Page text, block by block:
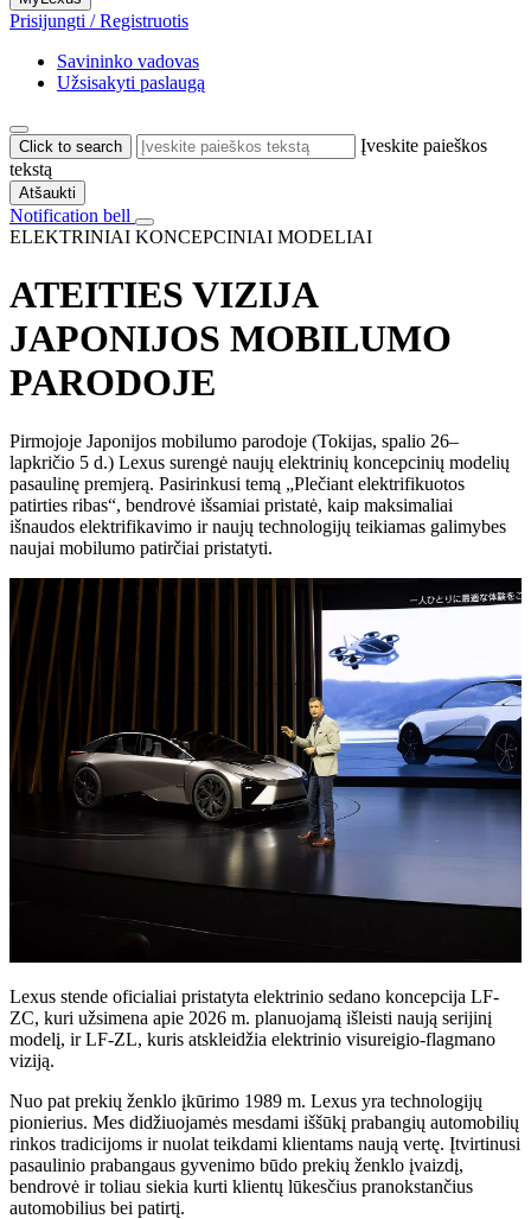
Prisijungti / Registruotis
Savininko vadovas
Užsisakyti paslaugą
Click to search
Įveskite paieškos
tekstą
Atšaukti
Notification bell
ELEKTRINIAI KONCEPCINIAI MODELIAI
ATEITIES VIZIJA
JAPONIJOS MOBILUMO
PARODOJE
Pirmojoje Japonijos mobilumo parodoje (Tokijas, spalio 26–
lapkričio 5 d.) Lexus surengė naujų elektrinių koncepcinių modelių
pasaulinę premjerą. Pasirinkusi temą „Plečiant elektrifikuotos
patirties ribas“, bendrovė išsamiai pristatė, kaip maksimaliai
išnaudos elektrifikavimo ir naujų technologijų teikiamas galimybes
naujai mobilumo patirčiai pristatyti.
Lexus stende oficialiai pristatyta elektrinio sedano koncepcija LF-
ZC, kuri užsimena apie 2026 m. planuojamą išleisti naują serijinį
modelį, ir LF-ZL, kuris atskleidžia elektrinio visureigio-flagmano
viziją.
Nuo pat prekių ženklo įkūrimo 1989 m. Lexus yra technologijų
pionierius. Mes didžiuojamės mesdami iššūkį prabangių automobilių
rinkos tradicijoms ir nuolat teikdami klientams naują vertę. Įtvirtinusi
pasaulinio prabangaus gyvenimo būdo prekių ženklo įvaizdį,
bendrovė ir toliau siekia kurti klientų lūkesčius pranokstančius
automobilius bei patirtį.